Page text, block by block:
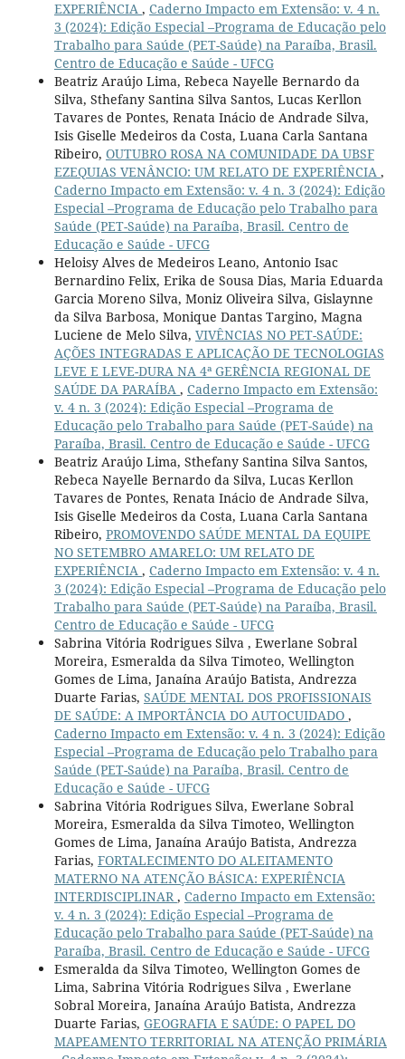
EXPERIÊNCIA , Caderno Impacto em Extensão: v. 4 n.
3 (2024): Edição Especial –Programa de Educação pelo
Trabalho para Saúde (PET-Saúde) na Paraíba, Brasil.
Centro de Educação e Saúde - UFCG
Beatriz Araújo Lima, Rebeca Nayelle Bernardo da
Silva, Sthefany Santina Silva Santos, Lucas Kerllon
Tavares de Pontes, Renata Inácio de Andrade Silva,
Isis Giselle Medeiros da Costa, Luana Carla Santana
Ribeiro, OUTUBRO ROSA NA COMUNIDADE DA UBSF
EZEQUIAS VENÂNCIO: UM RELATO DE EXPERIÊNCIA ,
Caderno Impacto em Extensão: v. 4 n. 3 (2024): Edição
Especial –Programa de Educação pelo Trabalho para
Saúde (PET-Saúde) na Paraíba, Brasil. Centro de
Educação e Saúde - UFCG
Heloisy Alves de Medeiros Leano, Antonio Isac
Bernardino Felix, Erika de Sousa Dias, Maria Eduarda
Garcia Moreno Silva, Moniz Oliveira Silva, Gislaynne
da Silva Barbosa, Monique Dantas Targino, Magna
Luciene de Melo Silva, VIVÊNCIAS NO PET-SAÚDE:
AÇÕES INTEGRADAS E APLICAÇÃO DE TECNOLOGIAS
LEVE E LEVE-DURA NA 4ª GERÊNCIA REGIONAL DE
SAÚDE DA PARAÍBA , Caderno Impacto em Extensão:
v. 4 n. 3 (2024): Edição Especial –Programa de
Educação pelo Trabalho para Saúde (PET-Saúde) na
Paraíba, Brasil. Centro de Educação e Saúde - UFCG
Beatriz Araújo Lima, Sthefany Santina Silva Santos,
Rebeca Nayelle Bernardo da Silva, Lucas Kerllon
Tavares de Pontes, Renata Inácio de Andrade Silva,
Isis Giselle Medeiros da Costa, Luana Carla Santana
Ribeiro, PROMOVENDO SAÚDE MENTAL DA EQUIPE
NO SETEMBRO AMARELO: UM RELATO DE
EXPERIÊNCIA , Caderno Impacto em Extensão: v. 4 n.
3 (2024): Edição Especial –Programa de Educação pelo
Trabalho para Saúde (PET-Saúde) na Paraíba, Brasil.
Centro de Educação e Saúde - UFCG
Sabrina Vitória Rodrigues Silva , Ewerlane Sobral
Moreira, Esmeralda da Silva Timoteo, Wellington
Gomes de Lima, Janaína Araújo Batista, Andrezza
Duarte Farias, SAÚDE MENTAL DOS PROFISSIONAIS
DE SAÚDE: A IMPORTÂNCIA DO AUTOCUIDADO ,
Caderno Impacto em Extensão: v. 4 n. 3 (2024): Edição
Especial –Programa de Educação pelo Trabalho para
Saúde (PET-Saúde) na Paraíba, Brasil. Centro de
Educação e Saúde - UFCG
Sabrina Vitória Rodrigues Silva, Ewerlane Sobral
Moreira, Esmeralda da Silva Timoteo, Wellington
Gomes de Lima, Janaína Araújo Batista, Andrezza
Farias, FORTALECIMENTO DO ALEITAMENTO
MATERNO NA ATENÇÃO BÁSICA: EXPERIÊNCIA
INTERDISCIPLINAR, Caderno Impacto em Extensão:
v. 4 n. 3 (2024): Edição Especial –Programa de
Educação pelo Trabalho para Saúde (PET-Saúde) na
Paraíba, Brasil. Centro de Educação e Saúde - UFCG
Esmeralda da Silva Timoteo, Wellington Gomes de
Lima, Sabrina Vitória Rodrigues Silva , Ewerlane
Sobral Moreira, Janaína Araújo Batista, Andrezza
Duarte Farias, GEOGRAFIA E SAÚDE: O PAPEL DO
MAPEAMENTO TERRITORIAL NA ATENÇÃO PRIMÁRIA